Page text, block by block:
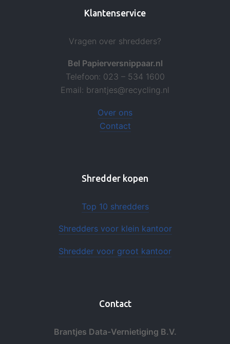
Klantenservice
Vragen over shredders?
Bel Papierversnippaar.nl
Telefoon: 023 – 534 1600
Email: brantjes@recycling.nl
Over ons
Contact
Shredder kopen
Top 10 shredders
Shredders voor klein kantoor
Shredder voor groot kantoor
Contact
Brantjes Data-Vernietiging B.V.